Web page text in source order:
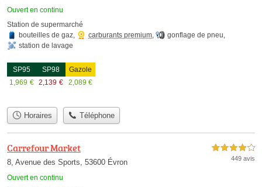
Ouvert en continu
Station de supermarché
bouteilles de gaz, carburants premium, gonflage de pneu,
station de lavage
SP95
1,969 €
SP98
2,139 €
Gazole
2,089 €
Horaires Téléphone
Carrefour Market
8, Avenue des Sports, 53600 Évron
Ouvert en continu
4,0 étoiles sur 5
449 avis